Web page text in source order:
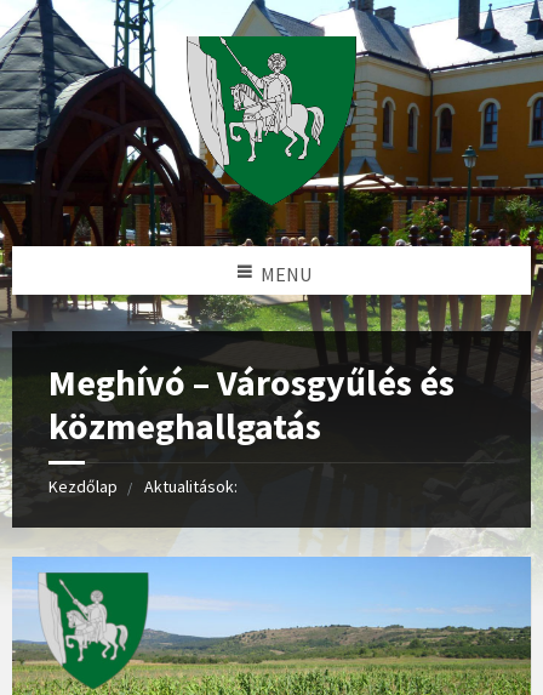
MENU
Meghívó – Városgyűlés és
közmeghallgatás
Kezdőlap Aktualitások: